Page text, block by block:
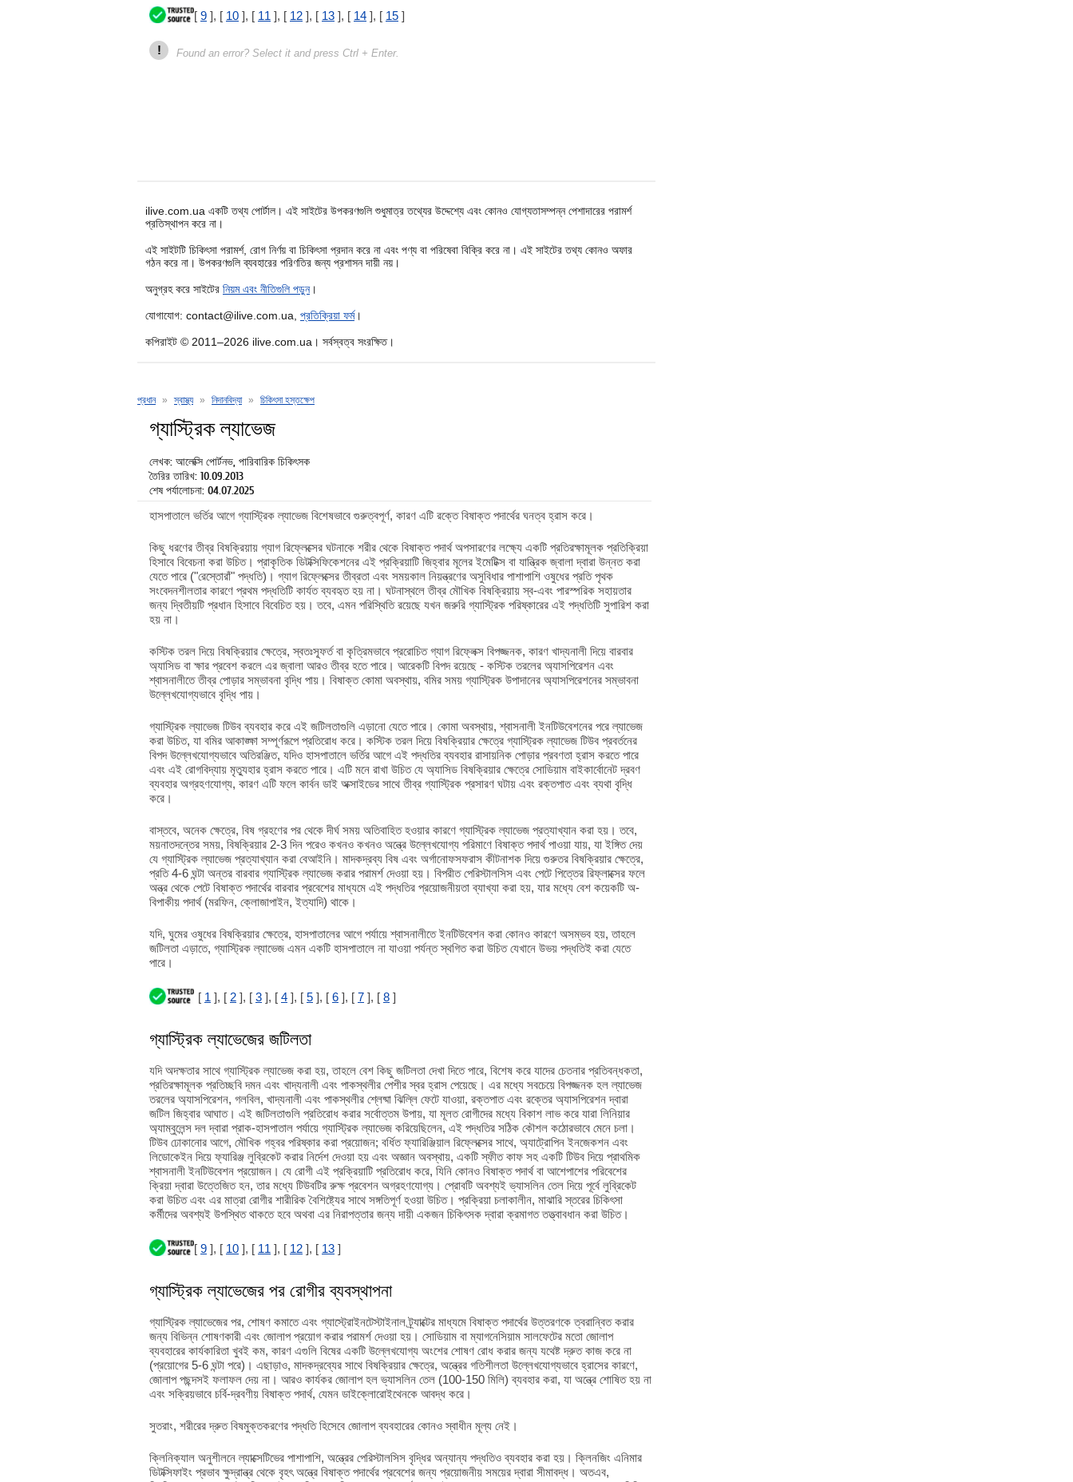
[ 9 ], [ 10 ], [ 11 ], [ 12 ], [ 13 ], [ 14 ], [ 15 ]
! Found an error? Select it and press Ctrl + Enter.
ilive.com.ua একটি তথ্য পোর্টাল। এই সাইটের উপকরণগুলি শুধুমাত্র তথ্যের উদ্দেশ্যে এবং কোনও যোগ্যতাসম্পন্ন পেশাদারের পরামর্শ
প্রতিস্থাপন করে না।
এই সাইটটি চিকিৎসা পরামর্শ, রোগ নির্ণয় বা চিকিৎসা প্রদান করে না এবং পণ্য বা পরিষেবা বিক্রি করে না। এই সাইটের তথ্য কোনও অফার
গঠন করে না। উপকরণগুলি ব্যবহারের পরিণতির জন্য প্রশাসন দায়ী নয়।
অনুগ্রহ করে সাইটের নিয়ম এবং নীতিগুলি পড়ুন।
যোগাযোগ: contact@ilive.com.ua, প্রতিক্রিয়া ফর্ম।
কপিরাইট © 2011–2026 ilive.com.ua। সর্বস্বত্ব সংরক্ষিত।
প্রধান » স্বাস্থ্য » নিদানবিদ্যা » চিকিৎসা হস্তক্ষেপ
গ্যাস্ট্রিক ল্যাভেজ
লেখক: আলেক্সি পোর্টনভ, পারিবারিক চিকিৎসক
তৈরির তারিখ: 10.09.2013
শেষ পর্যালোচনা: 04.07.2025
হাসপাতালে ভর্তির আগে গ্যাস্ট্রিক ল্যাভেজ বিশেষভাবে গুরুত্বপূর্ণ, কারণ এটি রক্তে বিষাক্ত পদার্থের ঘনত্ব হ্রাস করে।
কিছু ধরণের তীব্র বিষক্রিয়ায় গ্যাগ রিফ্লেক্সের ঘটনাকে শরীর থেকে বিষাক্ত পদার্থ অপসারণের লক্ষ্যে একটি প্রতিরক্ষামূলক প্রতিক্রিয়া
হিসাবে বিবেচনা করা উচিত। প্রাকৃতিক ডিটক্সিফিকেশনের এই প্রক্রিয়াটি জিহ্বার মূলের ইমেটিক্স বা যান্ত্রিক জ্বালা দ্বারা উন্নত করা
যেতে পারে ("রেস্তোরাঁ" পদ্ধতি)। গ্যাগ রিফ্লেক্সের তীব্রতা এবং সময়কাল নিয়ন্ত্রণের অসুবিধার পাশাপাশি ওষুধের প্রতি পৃথক
সংবেদনশীলতার কারণে প্রথম পদ্ধতিটি কার্যত ব্যবহৃত হয় না। ঘটনাস্থলে তীব্র মৌখিক বিষক্রিয়ায় স্ব-এবং পারস্পরিক সহায়তার
জন্য দ্বিতীয়টি প্রধান হিসাবে বিবেচিত হয়। তবে, এমন পরিস্থিতি রয়েছে যখন জরুরি গ্যাস্ট্রিক পরিষ্কারের এই পদ্ধতিটি সুপারিশ করা
হয় না।
কস্টিক তরল দিয়ে বিষক্রিয়ার ক্ষেত্রে, স্বতঃস্ফূর্ত বা কৃত্রিমভাবে প্ররোচিত গ্যাগ রিফ্লেক্স বিপজ্জনক, কারণ খাদ্যনালী দিয়ে বারবার
অ্যাসিড বা ক্ষার প্রবেশ করলে এর জ্বালা আরও তীব্র হতে পারে। আরেকটি বিপদ রয়েছে - কস্টিক তরলের অ্যাসপিরেশন এবং
শ্বাসনালীতে তীব্র পোড়ার সম্ভাবনা বৃদ্ধি পায়। বিষাক্ত কোমা অবস্থায়, বমির সময় গ্যাস্ট্রিক উপাদানের অ্যাসপিরেশনের সম্ভাবনা
উল্লেখযোগ্যভাবে বৃদ্ধি পায়।
গ্যাস্ট্রিক ল্যাভেজ টিউব ব্যবহার করে এই জটিলতাগুলি এড়ানো যেতে পারে। কোমা অবস্থায়, শ্বাসনালী ইনটিউবেশনের পরে ল্যাভেজ
করা উচিত, যা বমির আকাঙ্ক্ষা সম্পূর্ণরূপে প্রতিরোধ করে। কস্টিক তরল দিয়ে বিষক্রিয়ার ক্ষেত্রে গ্যাস্ট্রিক ল্যাভেজ টিউব প্রবর্তনের
বিপদ উল্লেখযোগ্যভাবে অতিরঞ্জিত, যদিও হাসপাতালে ভর্তির আগে এই পদ্ধতির ব্যবহার রাসায়নিক পোড়ার প্রবণতা হ্রাস করতে পারে
এবং এই রোগবিদ্যায় মৃত্যুহার হ্রাস করতে পারে। এটি মনে রাখা উচিত যে অ্যাসিড বিষক্রিয়ার ক্ষেত্রে সোডিয়াম বাইকার্বোনেট দ্রবণ
ব্যবহার অগ্রহণযোগ্য, কারণ এটি ফলে কার্বন ডাই অক্সাইডের সাথে তীব্র গ্যাস্ট্রিক প্রসারণ ঘটায় এবং রক্তপাত এবং ব্যথা বৃদ্ধি
করে।
বাস্তবে, অনেক ক্ষেত্রে, বিষ গ্রহণের পর থেকে দীর্ঘ সময় অতিবাহিত হওয়ার কারণে গ্যাস্ট্রিক ল্যাভেজ প্রত্যাখ্যান করা হয়। তবে,
ময়নাতদন্তের সময়, বিষক্রিয়ার 2-3 দিন পরেও কখনও কখনও অন্ত্রে উল্লেখযোগ্য পরিমাণে বিষাক্ত পদার্থ পাওয়া যায়, যা ইঙ্গিত দেয়
যে গ্যাস্ট্রিক ল্যাভেজ প্রত্যাখ্যান করা বেআইনি। মাদকদ্রব্য বিষ এবং অর্গানোফসফরাস কীটনাশক দিয়ে গুরুতর বিষক্রিয়ার ক্ষেত্রে,
প্রতি 4-6 ঘন্টা অন্তর বারবার গ্যাস্ট্রিক ল্যাভেজ করার পরামর্শ দেওয়া হয়। বিপরীত পেরিস্টালসিস এবং পেটে পিত্তের রিফ্লাক্সের ফলে
অন্ত্র থেকে পেটে বিষাক্ত পদার্থের বারবার প্রবেশের মাধ্যমে এই পদ্ধতির প্রয়োজনীয়তা ব্যাখ্যা করা হয়, যার মধ্যে বেশ কয়েকটি অ-
বিপাকীয় পদার্থ (মরফিন, ক্লোজাপাইন, ইত্যাদি) থাকে।
যদি, ঘুমের ওষুধের বিষক্রিয়ার ক্ষেত্রে, হাসপাতালের আগে পর্যায়ে শ্বাসনালীতে ইনটিউবেশন করা কোনও কারণে অসম্ভব হয়, তাহলে
জটিলতা এড়াতে, গ্যাস্ট্রিক ল্যাভেজ এমন একটি হাসপাতালে না যাওয়া পর্যন্ত স্থগিত করা উচিত যেখানে উভয় পদ্ধতিই করা যেতে
পারে।
[ 1 ], [ 2 ], [ 3 ], [ 4 ], [ 5 ], [ 6 ], [ 7 ], [ 8 ]
গ্যাস্ট্রিক ল্যাভেজের জটিলতা
যদি অদক্ষতার সাথে গ্যাস্ট্রিক ল্যাভেজ করা হয়, তাহলে বেশ কিছু জটিলতা দেখা দিতে পারে, বিশেষ করে যাদের চেতনার প্রতিবন্ধকতা,
প্রতিরক্ষামূলক প্রতিচ্ছবি দমন এবং খাদ্যনালী এবং পাকস্থলীর পেশীর স্বর হ্রাস পেয়েছে। এর মধ্যে সবচেয়ে বিপজ্জনক হল ল্যাভেজ
তরলের অ্যাসপিরেশন, গলবিল, খাদ্যনালী এবং পাকস্থলীর শ্লেষ্মা ঝিল্লি ফেটে যাওয়া, রক্তপাত এবং রক্তের অ্যাসপিরেশন দ্বারা
জটিল জিহ্বার আঘাত। এই জটিলতাগুলি প্রতিরোধ করার সর্বোত্তম উপায়, যা মূলত রোগীদের মধ্যে বিকাশ লাভ করে যারা লিনিয়ার
অ্যাম্বুলেন্স দল দ্বারা প্রাক-হাসপাতাল পর্যায়ে গ্যাস্ট্রিক ল্যাভেজ করিয়েছিলেন, এই পদ্ধতির সঠিক কৌশল কঠোরভাবে মেনে চলা।
টিউব ঢোকানোর আগে, মৌখিক গহ্বর পরিষ্কার করা প্রয়োজন; বর্ধিত ফ্যারিঞ্জিয়াল রিফ্লেক্সের সাথে, অ্যাট্রোপিন ইনজেকশন এবং
লিডোকেইন দিয়ে ফ্যারিঞ্জ লুব্রিকেট করার নির্দেশ দেওয়া হয় এবং অজ্ঞান অবস্থায়, একটি স্ফীত কাফ সহ একটি টিউব দিয়ে প্রাথমিক
শ্বাসনালী ইনটিউবেশন প্রয়োজন। যে রোগী এই প্রক্রিয়াটি প্রতিরোধ করে, যিনি কোনও বিষাক্ত পদার্থ বা আশেপাশের পরিবেশের
ক্রিয়া দ্বারা উত্তেজিত হন, তার মধ্যে টিউবটির রুক্ষ প্রবেশন অগ্রহণযোগ্য। প্রোবটি অবশ্যই ভ্যাসলিন তেল দিয়ে পূর্বে লুব্রিকেট
করা উচিত এবং এর মাত্রা রোগীর শারীরিক বৈশিষ্ট্যের সাথে সঙ্গতিপূর্ণ হওয়া উচিত। প্রক্রিয়া চলাকালীন, মাঝারি স্তরের চিকিৎসা
কর্মীদের অবশ্যই উপস্থিত থাকতে হবে অথবা এর নিরাপত্তার জন্য দায়ী একজন চিকিৎসক দ্বারা ক্রমাগত তত্ত্বাবধান করা উচিত।
[ 9 ], [ 10 ], [ 11 ], [ 12 ], [ 13 ]
গ্যাস্ট্রিক ল্যাভেজের পর রোগীর ব্যবস্থাপনা
গ্যাস্ট্রিক ল্যাভেজের পর, শোষণ কমাতে এবং গ্যাস্ট্রোইনটেস্টাইনাল ট্র্যাক্টের মাধ্যমে বিষাক্ত পদার্থের উত্তরণকে ত্বরান্বিত করার
জন্য বিভিন্ন শোষণকারী এবং জোলাপ প্রয়োগ করার পরামর্শ দেওয়া হয়। সোডিয়াম বা ম্যাগনেসিয়াম সালফেটের মতো জোলাপ
ব্যবহারের কার্যকারিতা খুবই কম, কারণ এগুলি বিষের একটি উল্লেখযোগ্য অংশের শোষণ রোধ করার জন্য যথেষ্ট দ্রুত কাজ করে না
(প্রয়োগের 5-6 ঘন্টা পরে)। এছাড়াও, মাদকদ্রব্যের সাথে বিষক্রিয়ার ক্ষেত্রে, অন্ত্রের গতিশীলতা উল্লেখযোগ্যভাবে হ্রাসের কারণে,
জোলাপ পছন্দসই ফলাফল দেয় না। আরও কার্যকর জোলাপ হল ভ্যাসলিন তেল (100-150 মিলি) ব্যবহার করা, যা অন্ত্রে শোষিত হয় না
এবং সক্রিয়ভাবে চর্বি-দ্রবণীয় বিষাক্ত পদার্থ, যেমন ডাইক্লোরোইথেনকে আবদ্ধ করে।
সুতরাং, শরীরের দ্রুত বিষমুক্তকরণের পদ্ধতি হিসেবে জোলাপ ব্যবহারের কোনও স্বাধীন মূল্য নেই।
ক্লিনিক্যাল অনুশীলনে ল্যাক্সেটিভের পাশাপাশি, অন্ত্রের পেরিস্টালসিস বৃদ্ধির অন্যান্য পদ্ধতিও ব্যবহার করা হয়। ক্লিনজিং এনিমার
ডিটক্সিফাইং প্রভাব ক্ষুদ্রান্ত্র থেকে বৃহৎ অন্ত্রে বিষাক্ত পদার্থের প্রবেশের জন্য প্রয়োজনীয় সময়ের দ্বারা সীমাবদ্ধ। অতএব,